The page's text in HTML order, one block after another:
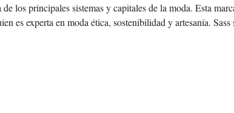
los principales sistemas y capitales de la moda. Esta
es experta en moda ética, sostenibilidad y artesanía.